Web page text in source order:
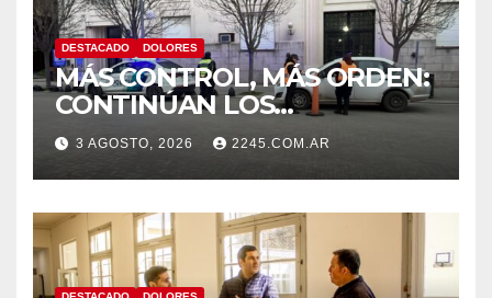
DESTACADO DOLORES
MÁS CONTROL, MÁS ORDEN:
CONTINÚAN LOS
OPERATIVOS PREVENTIVOS
DE TRÁNSITO EN DOLORES
3 AGOSTO, 2026 2245.COM.AR